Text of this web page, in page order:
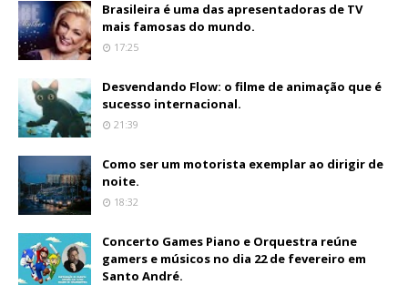
Brasileira é uma das apresentadoras de TV
mais famosas do mundo.
17:25
Desvendando Flow: o filme de animação que é
sucesso internacional.
21:39
Como ser um motorista exemplar ao dirigir de
noite.
18:32
Concerto Games Piano e Orquestra reúne
gamers e músicos no dia 22 de fevereiro em
Santo André.